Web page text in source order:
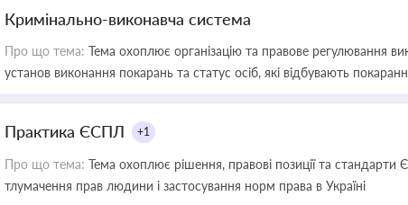
Кримінально-виконавча система
Про що тема: Тема охоплює організацію та правове регулювання
установ виконання покарань та статус осіб, які відбувають
Практика ЄСПЛ +1
Про що тема: Тема охоплює рішення, правові позиції та
тлумачення прав людини і застосування норм права в Україні